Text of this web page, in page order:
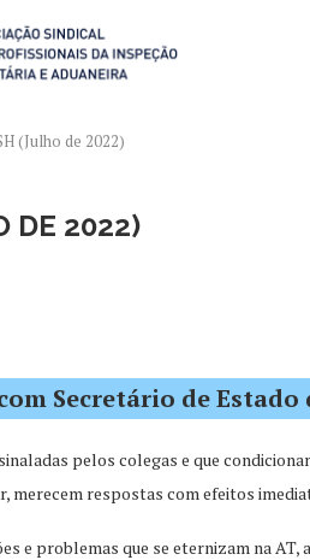
(Julho de 2022)
DE 2022)
Secretário de
pelos colegas e que
merecem respostas com efeitos
e problemas que se eternizam na